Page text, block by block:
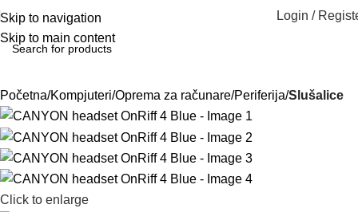
Skip to navigation
Skip to main content
Login /
Početna Kompjuteri Oprema za računare Periferija Slušalice
Click to enlarge